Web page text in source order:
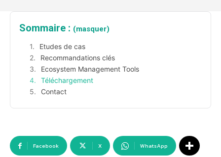
Sommaire : (masquer)
Etudes de cas
Recommandations clés
Ecosystem Management Tools
Téléchargement
Contact
Facebook X WhatsApp